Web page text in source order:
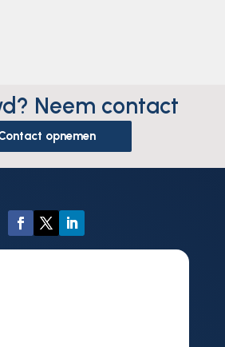
Neem contact
opnemen